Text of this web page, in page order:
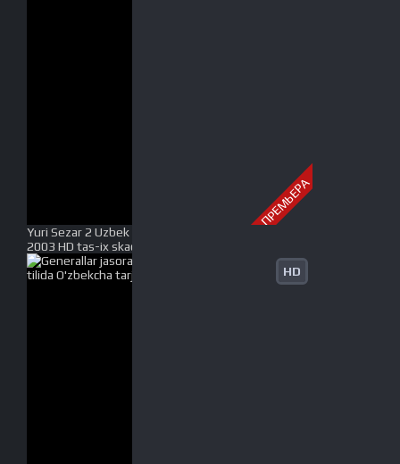
ПРЕМЬЕРА
Yuri Sezar 2 Uzbek tilida O'zbekcha tarjima kino
2003 HD tas-ix skachat
HD